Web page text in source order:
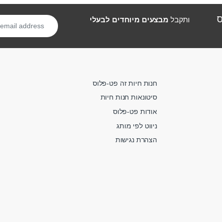
ותקבל מבצעים מיוחדים לבעלי
חנות חיות זה פט-פלוס
סיטונאות חנות חיות
אודות פט-פלוס
ניווט לפי מותג
הצהרת נגישות